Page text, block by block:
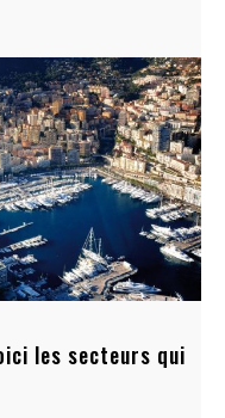
les secteurs qui